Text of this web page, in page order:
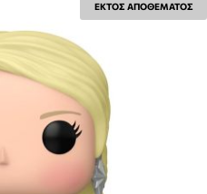
ΕΚΤΟΣ ΑΠΟΘΕΜΑΤΟΣ